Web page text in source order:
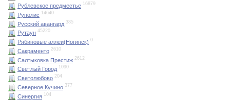
Рублевское предместье 16879
Руполис 14640
Русский авангард 385
Рутаун 45220
Рябиновые аллеи(Ногинск) 0
Сакраменто 2610
Салтыковка Престиж 2612
Светлый Город 1090
Светолюбово 204
Северное Кучино 377
Синергия 104